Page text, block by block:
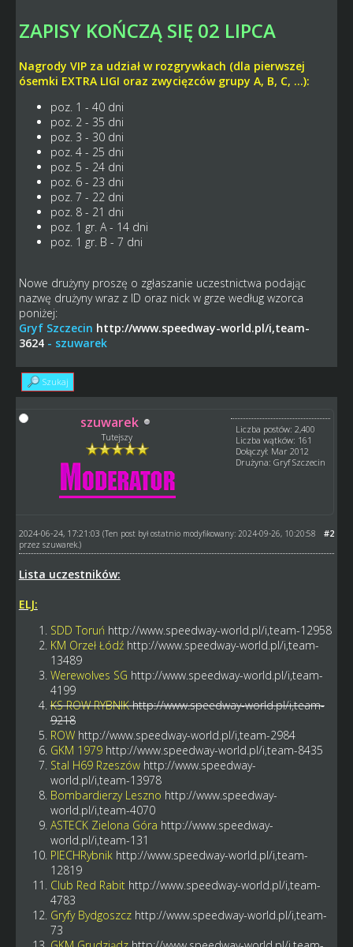
ZAPISY KOŃCZĄ SIĘ 02 LIPCA
Nagrody VIP za udział w rozgrywkach (dla pierwszej
ósemki EXTRA LIGI oraz zwycięzców grupy A, B, C, ...):
poz. 1 - 40 dni
poz. 2 - 35 dni
poz. 3 - 30 dni
poz. 4 - 25 dni
poz. 5 - 24 dni
poz. 6 - 23 dni
poz. 7 - 22 dni
poz. 8 - 21 dni
poz. 1 gr. A - 14 dni
poz. 1 gr. B - 7 dni
Nowe drużyny proszę o zgłaszanie uczestnictwa podając
nazwę drużyny wraz z ID oraz nick w grze według wzorca
poniżej:
Gryf Szczecin http://www.speedway-world.pl/i,team-
3624- szuwarek
Szukaj
szuwarek
Tutejszy
Liczba postów: 2,400
Liczba wątków: 161
Dołączył: Mar 2012
Drużyna: Gryf Szczecin
#2
2024-06-24, 17:21:03 (Ten post był ostatnio modyfikowany: 2024-09-26, 10:20:58
przez szuwarek.)
Lista uczestników:
ELJ:
SDD Toruń http://www.speedway-world.pl/i,team-12958
KM Orzeł Łódź http://www.speedway-world.pl/i,team-
13489
Werewolves SG http://www.speedway-world.pl/i,team-
4199
KS ROW RYBNIK http://www.speedway-world.pl/i,team-
9218
ROW http://www.speedway-world.pl/i,team-2984
GKM 1979 http://www.speedway-world.pl/i,team-8435
Stal H69 Rzeszów http://www.speedway-
world.pl/i,team-13978
Bombardierzy Leszno http://www.speedway-
world.pl/i,team-4070
ASTECK Zielona Góra http://www.speedway-
world.pl/i,team-131
PIECHRybnik http://www.speedway-world.pl/i,team-
12819
Club Red Rabit http://www.speedway-world.pl/i,team-
4783
Gryfy Bydgoszcz http://www.speedway-world.pl/i,team-
73